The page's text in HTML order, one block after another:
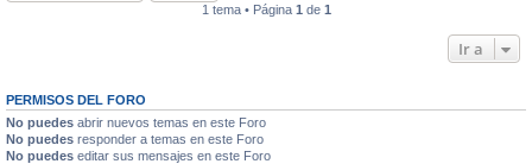
1 tema • Página 1 de 1
Ir a
PERMISOS DEL FORO
No puedes abrir nuevos temas en este Foro
No puedes responder a temas en este Foro
No puedes editar sus mensajes en este Foro